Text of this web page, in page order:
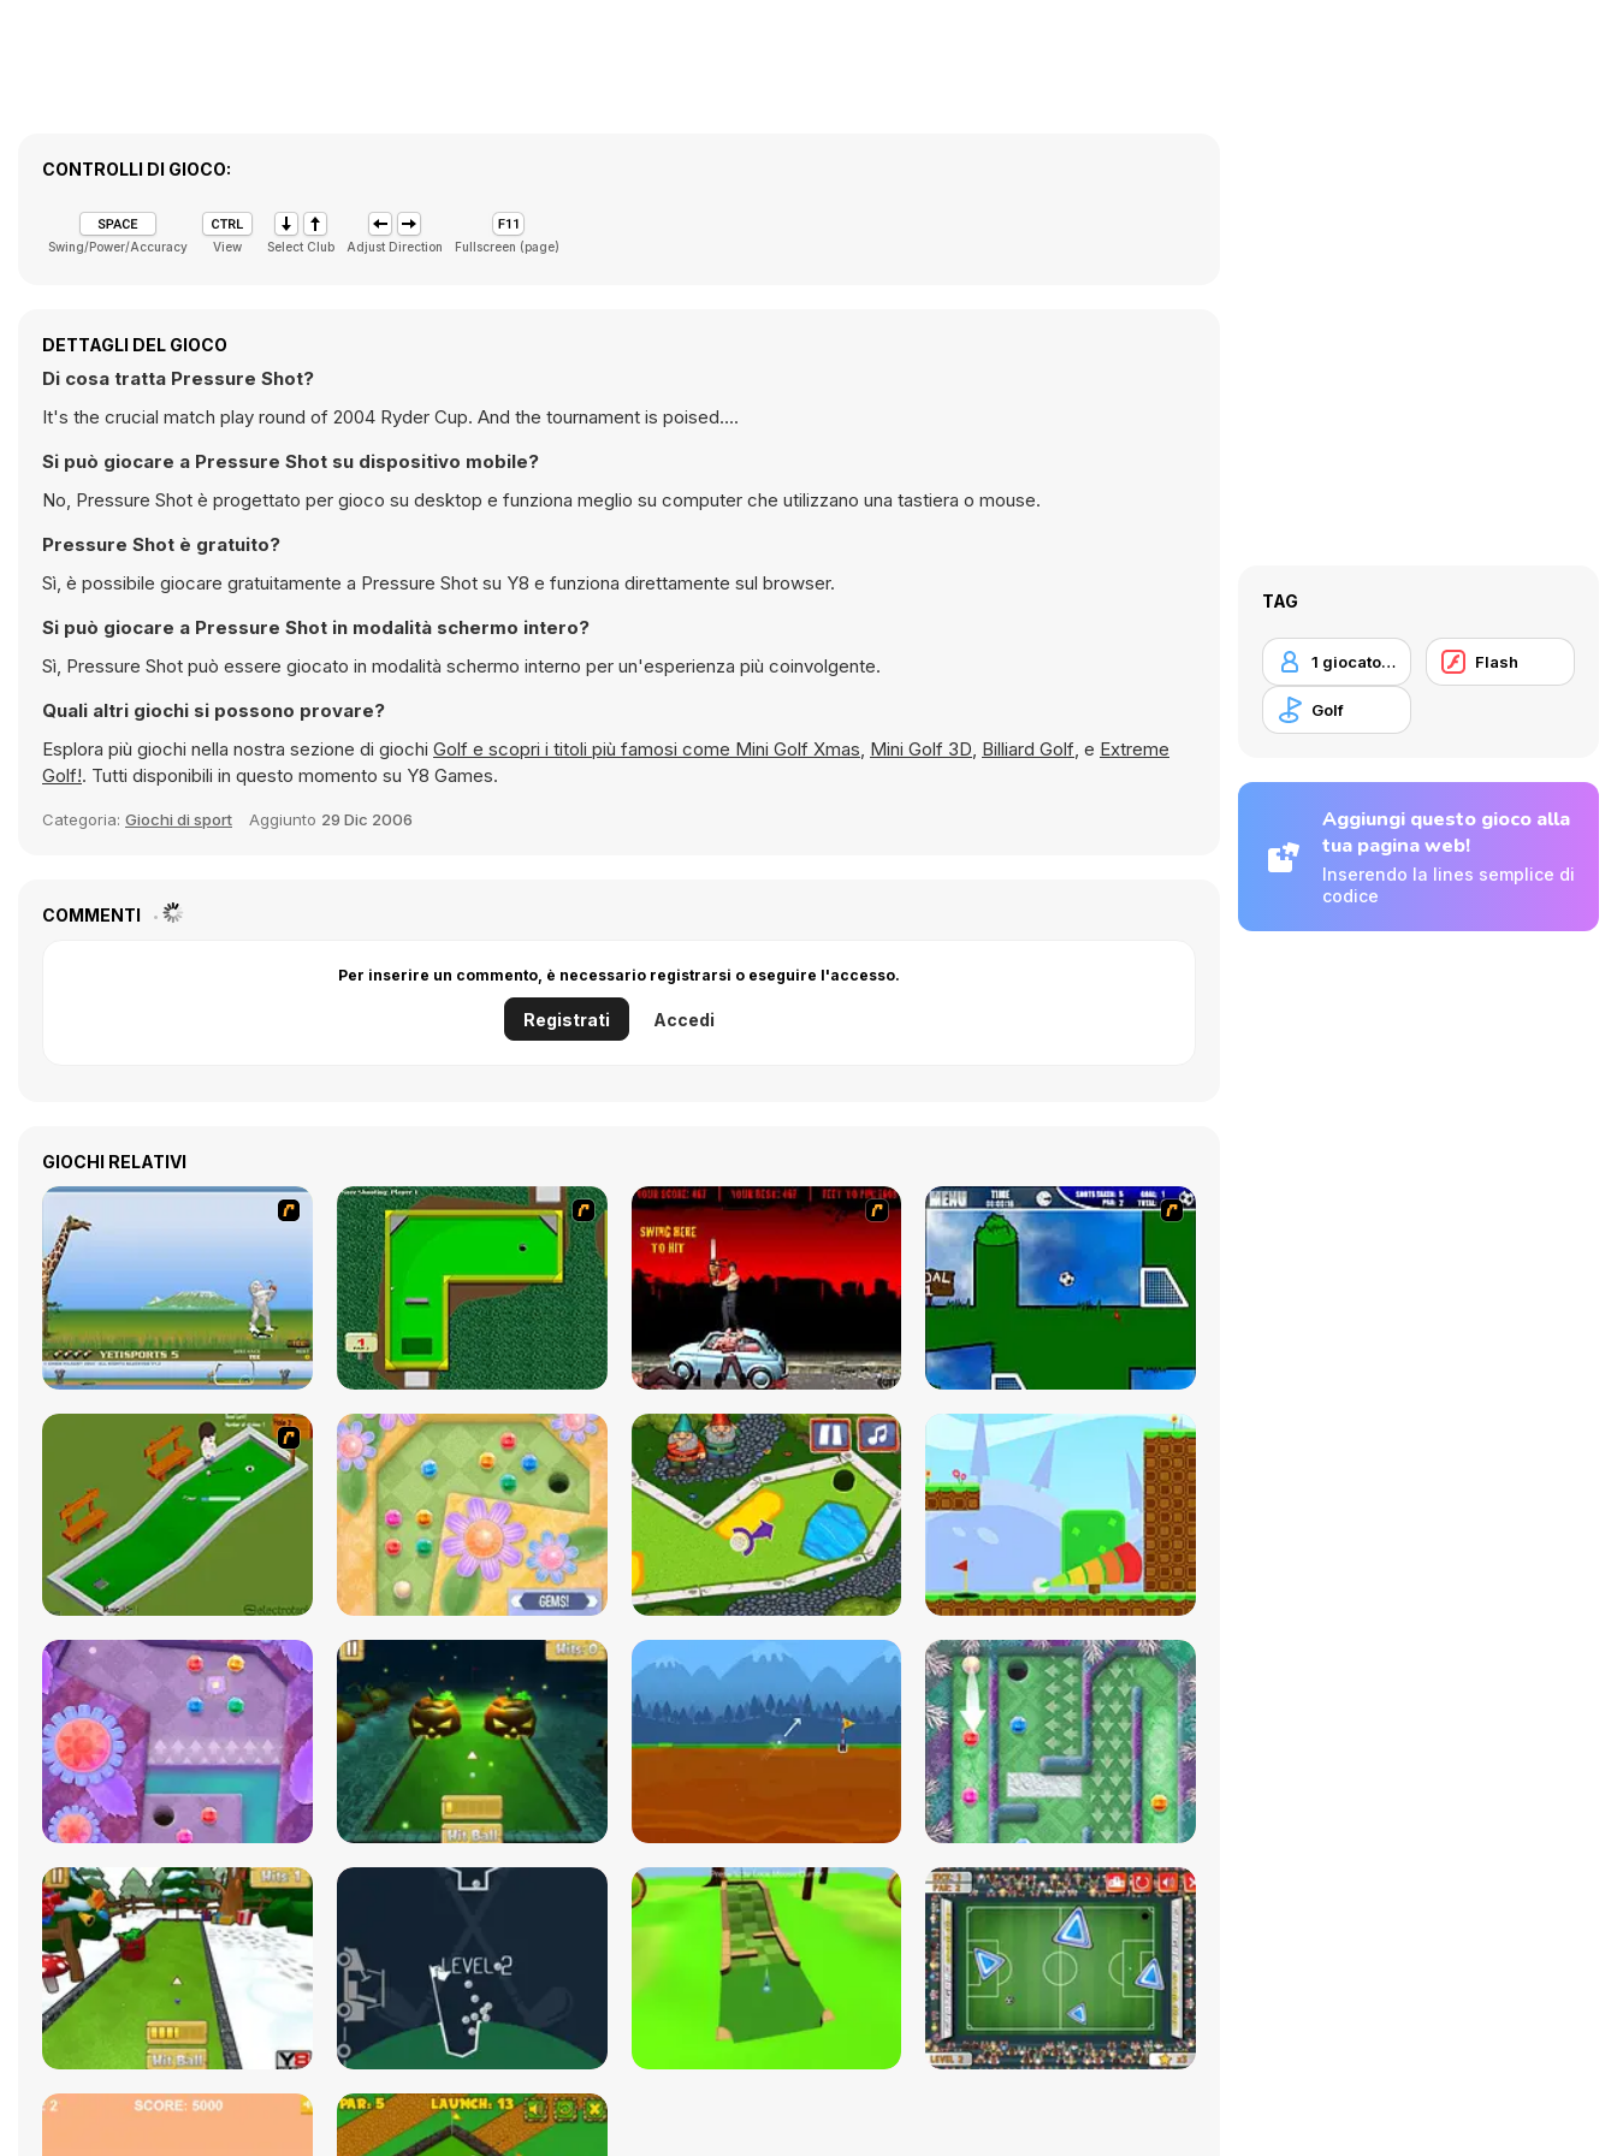
CONTROLLI DI GIOCO:
Swing/Power/Accuracy View Select Club Adjust Direction Fullscreen (page)
DETTAGLI DEL GIOCO
Di cosa tratta Pressure Shot?
It's the crucial match play round of 2004 Ryder Cup. And the tournament is poised....
Si può giocare a Pressure Shot su dispositivo mobile?
No, Pressure Shot è progettato per gioco su desktop e funziona meglio su computer che utilizzano una tastiera o mouse.
Pressure Shot è gratuito?
Sì, è possibile giocare gratuitamente a Pressure Shot su Y8 e funziona direttamente sul browser.
Si può giocare a Pressure Shot in modalità schermo intero?
Sì, Pressure Shot può essere giocato in modalità schermo interno per un'esperienza più coinvolgente.
Quali altri giochi si possono provare?
Esplora più giochi nella nostra sezione di giochi
Golf e scopri i titoli più famosi come Mini Golf Xmas, Mini Golf 3D, Billiard Golf, e Extreme
Golf!. Tutti disponibili in questo momento su Y8 Games.
Categoria: Giochi di sport Aggiunto 29 Dic 2006
COMMENTI
Per inserire un commento, è necessario registrarsi o eseguire l'accesso.
Registrati Accedi
GIOCHI RELATIVI
TAG
1 giocatore Flash
Golf
Aggiungi questo gioco alla
tua pagina web!
Inserendo la lines semplice di
codice